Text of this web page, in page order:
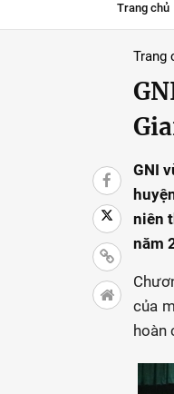
Trang chủ
Trang
GNI
niên
năm
của
hoàn